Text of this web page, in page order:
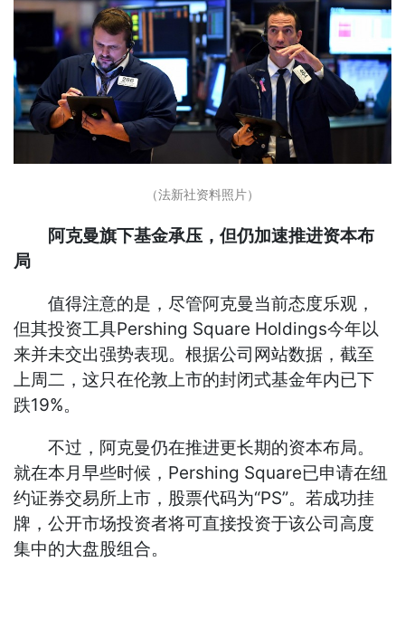
（法新社资料照片）
阿克曼旗下基金承压，但仍加速推进资本布
局
值得注意的是，尽管阿克曼当前态度乐观，
但其投资工具Pershing Square Holdings今年以
来并未交出强势表现。根据公司网站数据，截至
上周二，这只在伦敦上市的封闭式基金年内已下
跌19%。
不过，阿克曼仍在推进更长期的资本布局。
就在本月早些时候，Pershing Square已申请在纽
约证券交易所上市，股票代码为“PS”。若成功挂
牌，公开市场投资者将可直接投资于该公司高度
集中的大盘股组合。